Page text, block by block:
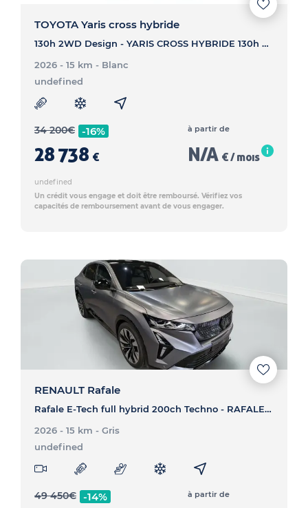
TOYOTA Yaris cross hybride
130h 2WD Design - YARIS CROSS HYBRIDE 130h 2WD Design
2026 - 15 km - Blanc
undefined
34 200€ -16%
28 738 €
à partir de
N/A € / mois
undefined
Un crédit vous engage et doit être remboursé. Vérifiez vos
capacités de remboursement avant de vous engager.
RENAULT Rafale
Rafale E-Tech full hybrid 200ch Techno - RAFALE Rafale E-Tech full hybrid 200ch Techno
2026 - 15 km - Gris
undefined
49 450€ -14% à partir de